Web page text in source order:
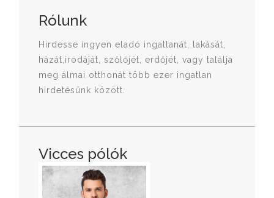
Rólunk
Hirdesse ingyen eladó ingatlanát, lakását,
házát,irodáját, szőlőjét, erdőjét, vagy találja
meg álmai otthonát több ezer ingatlan
hirdetésünk között.
Vicces pólók